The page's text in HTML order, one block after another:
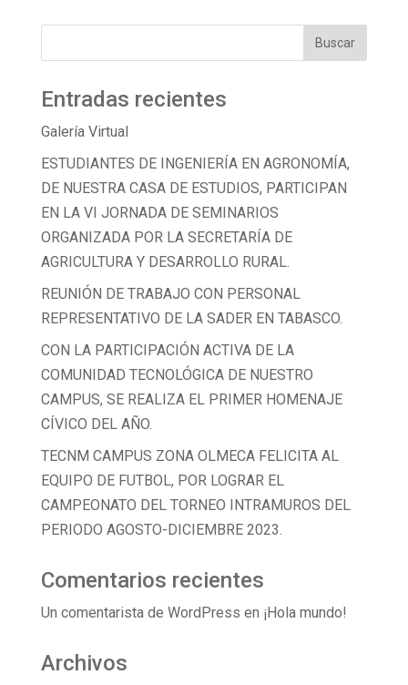
Entradas recientes
Galería Virtual
ESTUDIANTES DE INGENIERÍA EN AGRONOMÍA,
DE NUESTRA CASA DE ESTUDIOS, PARTICIPAN
EN LA VI JORNADA DE SEMINARIOS
ORGANIZADA POR LA SECRETARÍA DE
AGRICULTURA Y DESARROLLO RURAL.
REUNIÓN DE TRABAJO CON PERSONAL
REPRESENTATIVO DE LA SADER EN TABASCO.
CON LA PARTICIPACIÓN ACTIVA DE LA
COMUNIDAD TECNOLÓGICA DE NUESTRO
CAMPUS, SE REALIZA EL PRIMER HOMENAJE
CÍVICO DEL AÑO.
TECNM CAMPUS ZONA OLMECA FELICITA AL
EQUIPO DE FUTBOL, POR LOGRAR EL
CAMPEONATO DEL TORNEO INTRAMUROS DEL
PERIODO AGOSTO-DICIEMBRE 2023.
Comentarios recientes
Un comentarista de WordPress en ¡Hola mundo!
Archivos